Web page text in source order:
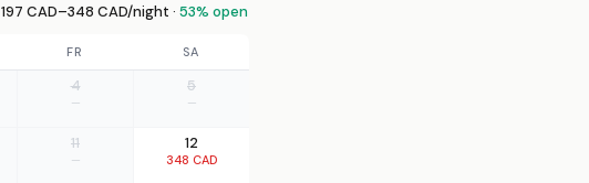
197 CAD–348 CAD/night · 53% open
FR SA
4
—
5
—
11
—
12
348 CAD